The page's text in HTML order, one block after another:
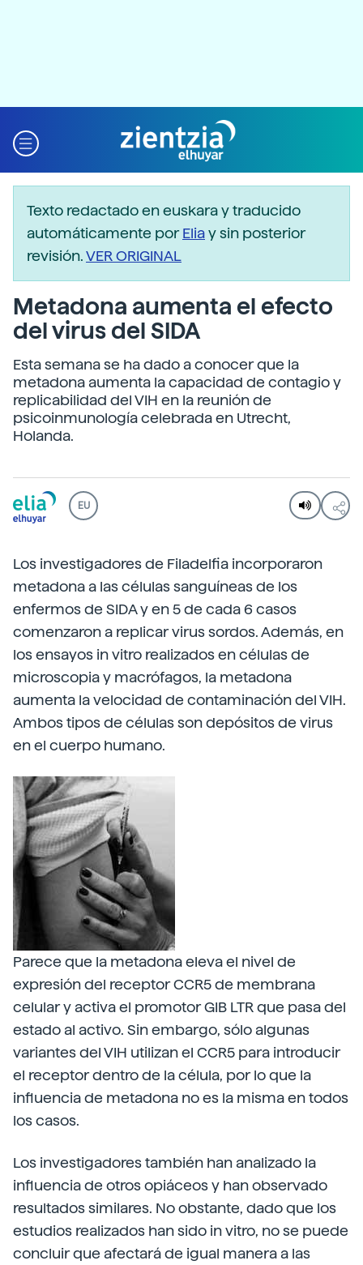
Texto redactado en euskara y traducido
automáticamente porEliay sin posterior
revisión.VER ORIGINAL
Metadona aumenta el efecto
del virus del SIDA
Esta semana se ha dado a conocer que la
metadona aumenta la capacidad de contagio y
replicabilidad del VIH en la reunión de
psicoinmunología celebrada en Utrecht,
Holanda.
EU
Los investigadores de Filadelfia incorporaron
metadona a las células sanguíneas de los
enfermos de SIDA y en 5 de cada 6 casos
comenzaron a replicar virus sordos. Además, en
los ensayos in vitro realizados en células de
microscopia y macrófagos, la metadona
aumenta la velocidad de contaminación del VIH.
Ambos tipos de células son depósitos de virus
en el cuerpo humano.
Parece que la metadona eleva el nivel de
expresión del receptor CCR5 de membrana
celular y activa el promotor GIB LTR que pasa del
estado al activo. Sin embargo, sólo algunas
variantes del VIH utilizan el CCR5 para introducir
el receptor dentro de la célula, por lo que la
influencia de metadona no es la misma en todos
los casos.
Los investigadores también han analizado la
influencia de otros opiáceos y han observado
resultados similares. No obstante, dado que los
estudios realizados han sido in vitro, no se puede
concluir que afectará de igual manera a las